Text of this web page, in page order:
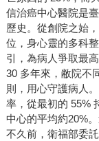
信治癌中心醫院是
歷史。從創院之始
位，身心靈的多科
引，為病人爭取最高
30 多年來，敝院不
則，用心守護病人
率，從最初的 55%
中心的平均約20%
不久前，衛福部委